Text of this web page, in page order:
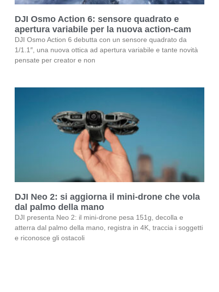
DJI Osmo Action 6: sensore quadrato e
apertura variabile per la nuova action-cam
DJI Osmo Action 6 debutta con un sensore quadrato da
1/1.1″, una nuova ottica ad apertura variabile e tante novità
pensate per creator e non
DJI Neo 2: si aggiorna il mini-drone che vola
dal palmo della mano
DJI presenta Neo 2: il mini-drone pesa 151g, decolla e
atterra dal palmo della mano, registra in 4K, traccia i soggetti
e riconosce gli ostacoli